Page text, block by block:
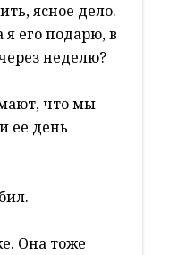
ясное дело.
я его подарю, в
неделю?
что мы
ее день
Она тоже